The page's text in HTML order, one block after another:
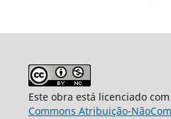
Este obra está licenciado
Commons Atribuição-